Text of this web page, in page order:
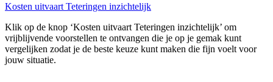
Kosten uitvaart Teteringen inzichtelijk
Klik op de knop ‘Kosten uitvaart Teteringen inzichtelijk’ om
vrijblijvende voorstellen te ontvangen die je op je gemak kunt
vergelijken zodat je de beste keuze kunt maken die fijn voelt voor
jouw situatie.